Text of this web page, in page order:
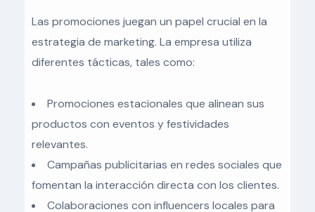
Las promociones juegan un papel crucial en la
estrategia de marketing. La empresa utiliza
diferentes tácticas, tales como:
Promociones estacionales que alinean sus
productos con eventos y festividades
relevantes.
Campañas publicitarias en redes sociales que
fomentan la interacción directa con los clientes.
Colaboraciones con influencers locales para